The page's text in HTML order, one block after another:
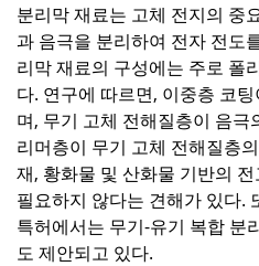
분리막 재료는 고체 전지의 중
과 음극을 분리하여 전자 전도
리막 재료의 구성에는 주로 폴
다. 연구에 따르면, 이중층 코
며, 무기 고체 전해질층이 음
리머층이 무기 고체 전해질층
재, 황화물 및 산화물 기반의
필요하지 않다는 견해가 있다.
특허에서는 무기-유기 복합 분
도 제안되고 있다.